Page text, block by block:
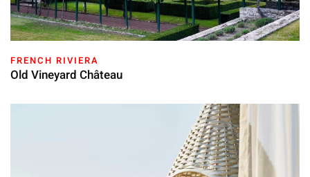
FRENCH RIVIERA
Old Vineyard Château